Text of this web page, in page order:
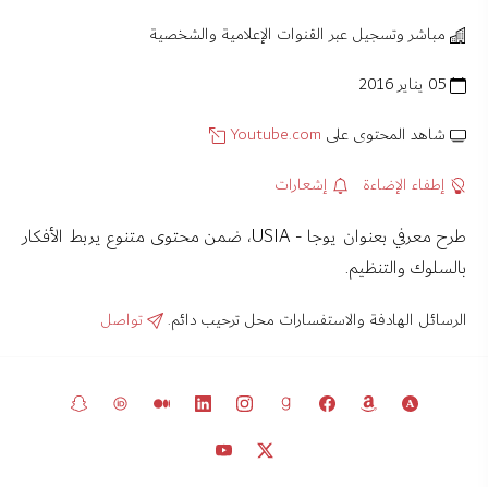
مباشر وتسجيل عبر القنوات الإعلامية والشخصية
شاهد المحتوى على Youtube.com
إطفاء الإضاءة
إشعارات
طرح معرفي بعنوان يوجا - USIA، ضمن محتوى متنوع يربط الأفكار
بالسلوك والتنظيم.
الرسائل الهادفة والاستفسارات محل ترحيب دائم. تواصل